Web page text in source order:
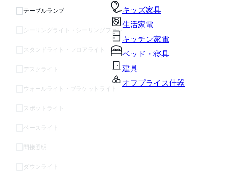
キッズ家具
生活家電
キッチン家電
ベッド・寝具
建具
オフプライス什器
テーブルランプ
シーリングライト・シーリングファン
スタンドライト・フロアライト
デスクライト
ウォールライト・ブラケットライト
スポットライト
ベースライト
間接照明
ダウンライト